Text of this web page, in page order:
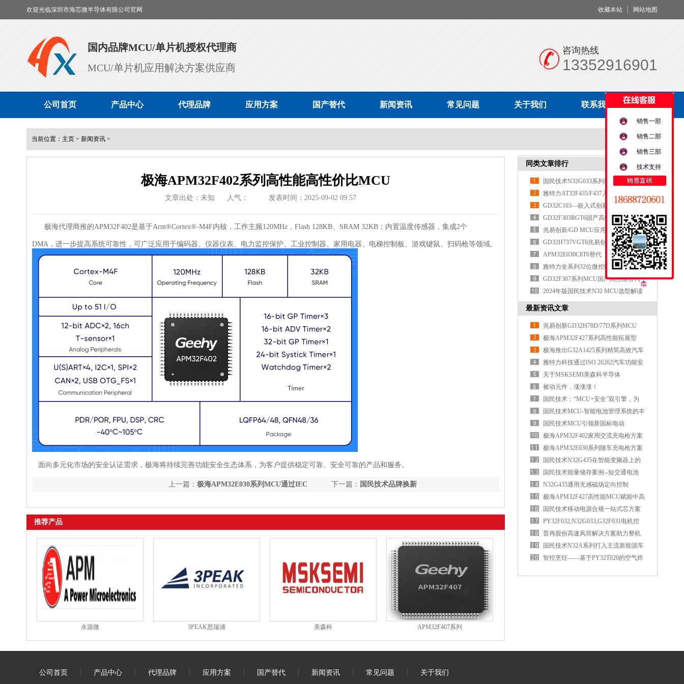
欢迎光临深圳市海芯微半导体有限公司官网 收藏本站 网站地图
国内品牌MCU/单片机授权代理商
MCU/单片机应用解决方案供应商
咨询热线
13352916901
公司首页 产品中心 代理品牌 应用方案 国产替代 新闻资讯 常见问题 关于我们 联系我们
当前位置： 主页 > 新闻资讯 >
极海APM32F402系列高性能高性价比MCU
文章出处：未知 人气： 发表时间：2025-09-02 09:57
极海代理商推的APM32F402是基于Arm®Cortex®-M4F内核，工作主频120MHz，Flash 128KB、SRAM 32KB；内置温度传感器，集成2个
DMA，进一步提高系统可靠性，可广泛应用于编码器、仪器仪表、电力监控保护、工业控制器、家用电器、电梯控制板、游戏键鼠、扫码枪等领域。
面向多元化市场的安全认证需求，极海将持续完善功能安全生态体系，为客户提供稳定可靠、安全可靠的产品和服务。
下一篇： 国民技术品牌换新
上一篇： 极海APM32E030系列MCU通过IEC
推荐产品
永源微 3PEAK思瑞浦 美森科 APM32F407系列
同类文章排行
国民技术N32G033系列MCU
雅特力AT32F435/F437入门使用指南
​​GD32C103—嵌入式创新的核心引擎​
​​GD32F303RGT6国产高性能MCU的全
面突破
兆易创新/GD MCU应用实践
GD32H737VGT6兆易创新MCU重新定
义高性能MCU的边界
APM32E030C8T6替代
APM32F030C8T6/STM32F030C8T6
雅特力全系列32位微控制器MCU选型
表
GD32F307系列MCU国产高性能替代
全面对标国际品牌
2024年版国民技术N32 MCU选型解读
最新资讯文章
兆易创新GD32H78D/77D系列MCU
极海APM32F427系列高性能拓展型
MCU
极海推出G32A1425系列精简高效汽车
通用MCU
雅特力科技通过ISO 26262汽车功能安
全ASIL D认证
关于MSKSEMI美森科半导体
被动元件，涨涨涨！
国民技术：“MCU+安全”双引擎，为
具身智能注
国民技术MCU-智能电池管理系统的丰
富选择
国民技术MCU引领新国标电动
车“芯”时代
极海APM32F402家用交流充电枪方案
极海APM32E030系列随车充电枪方案
国民技术N32G435在智能变频器上的
应用优势
国民技术能量储存案例--短交通电池
BMS控制板
N32G435通用无感磁场定向控制
（FOC）电机驱动方案
极海APM32F427高性能MCU赋能中高
端PLC
国民技术移动电源合规一站式芯方案
PY32F032,N32G033,G32F031电机控
制MCU资源对比
普冉股份高速风筒解决方案助力整机
性能升级
国民技术N32A系列打入主流新能源车
企
智控烹饪——基于PY32T020的空气炸
公司首页 产品中心 代理品牌 应用方案 国产替代 新闻资讯 常见问题 关于我们
销售一部
销售二部
销售三部
技术支持